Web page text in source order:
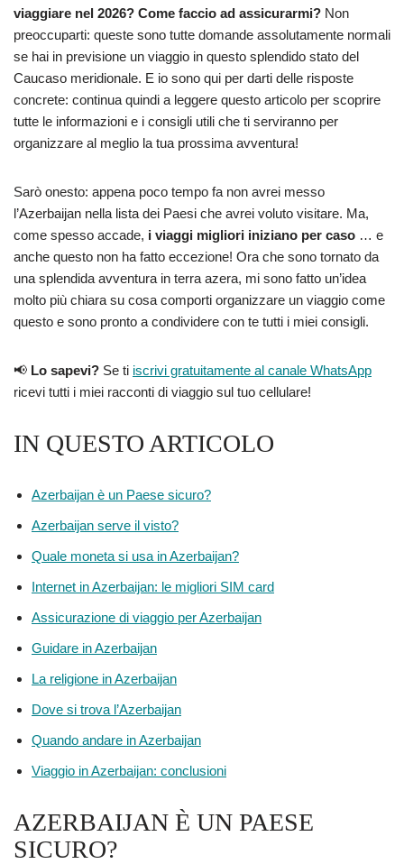
viaggiare nel 2026? Come faccio ad assicurarmi? Non
preoccuparti: queste sono tutte domande assolutamente normali
se hai in previsione un viaggio in questo splendido stato del
Caucaso meridionale. E io sono qui per darti delle risposte
concrete: continua quindi a leggere questo articolo per scoprire
tutte le informazioni e i consigli utili che ti serviranno per
organizzare al meglio la tua prossima avventura!
Sarò onesto: appena poco tempo fa non avrei messo
l’Azerbaijan nella lista dei Paesi che avrei voluto visitare. Ma,
come spesso accade, i viaggi migliori iniziano per caso … e
anche questo non ha fatto eccezione! Ora che sono tornato da
una splendida avventura in terra azera, mi sono fatto un’idea
molto più chiara su cosa comporti organizzare un viaggio come
questo e sono pronto a condividere con te tutti i miei consigli.
📢 Lo sapevi? Se ti iscrivi gratuitamente al canale WhatsApp
ricevi tutti i miei racconti di viaggio sul tuo cellulare!
IN QUESTO ARTICOLO
Azerbaijan è un Paese sicuro?
Azerbaijan serve il visto?
Quale moneta si usa in Azerbaijan?
Internet in Azerbaijan: le migliori SIM card
Assicurazione di viaggio per Azerbaijan
Guidare in Azerbaijan
La religione in Azerbaijan
Dove si trova l’Azerbaijan
Quando andare in Azerbaijan
Viaggio in Azerbaijan: conclusioni
AZERBAIJAN È UN PAESE
SICURO?